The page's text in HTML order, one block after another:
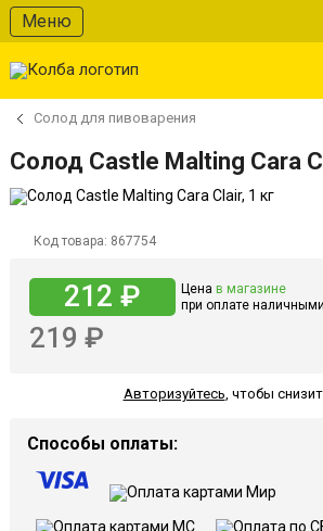
Меню
Солод для пивоварения
Солод Castle Malting Cara
Код товара: 867754
212 ₽ Цена в магазине
при оплате наличными
219 ₽
Авторизуйтесь, чтобы
Способы оплаты: